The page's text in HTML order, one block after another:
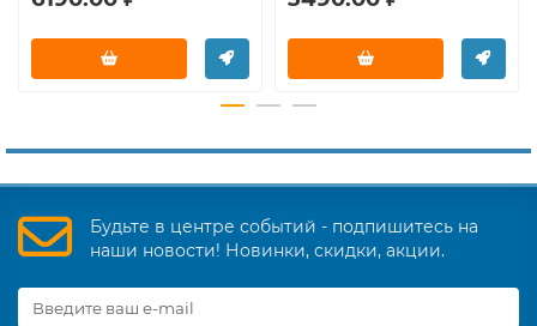
Будьте в центре событий - подпишитесь на
наши новости! Новинки, скидки, акции.